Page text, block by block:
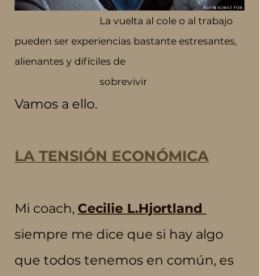
pueden ser experiencias bastante estresantes,
alienantes y difíciles de
                                   sobrevivir
Vamos a ello.
LA TENSIÓN ECONÓMICA
Mi coach, Cecilie L.Hjortland
siempre me dice que si hay algo
que todos tenemos en común, es